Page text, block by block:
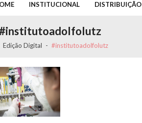
INSTITUCIONAL DISTRIBUIÇÃO
#institutoadolfolutz
Edição Digital #institutoadolfolutz